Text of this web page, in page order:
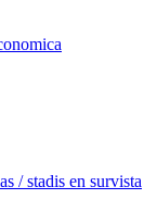
/ stadis en survista